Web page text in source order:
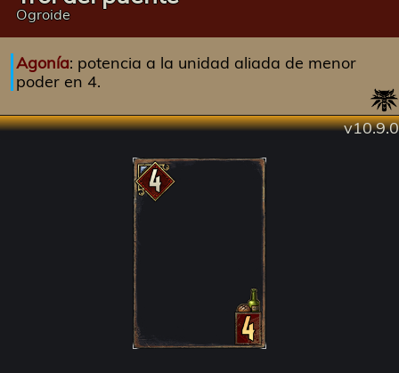
Ogroide
Agonía: potencia a la unidad aliada de menor
poder en 4.
v10.9.0